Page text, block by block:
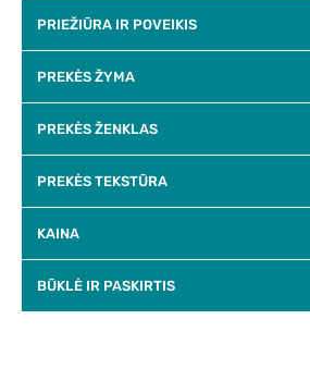
PRIEŽIŪRA IR POVEIKIS
PREKĖS ŽYMA
PREKĖS ŽENKLAS
PREKĖS TEKSTŪRA
KAINA
BŪKLĖ IR PASKIRTIS